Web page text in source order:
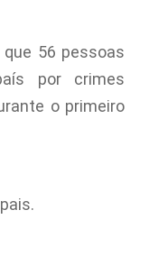
que 56 pessoas
por crimes
o primeiro